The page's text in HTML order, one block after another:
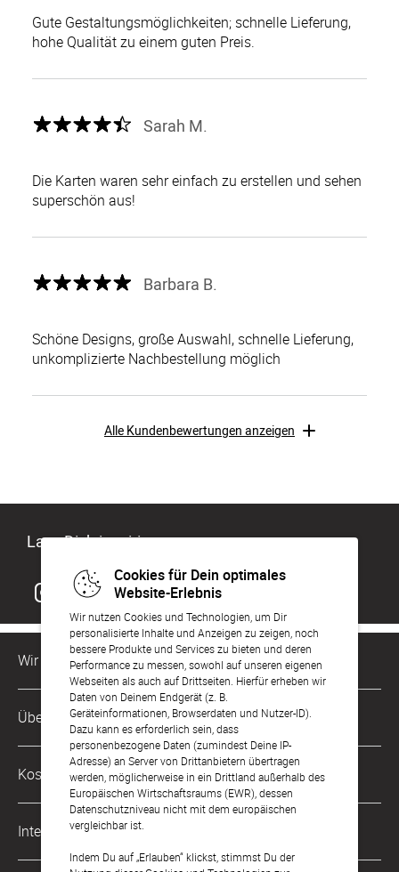
Cookies für Dein optimales
Website-Erlebnis
Wir nutzen Cookies und Technologien, um Dir
personalisierte Inhalte und Anzeigen zu zeigen, noch
bessere Produkte und Services zu bieten und deren
Performance zu messen, sowohl auf unseren eigenen
Webseiten als auch auf Drittseiten. Hierfür erheben wir
Daten von Deinem Endgerät (z. B.
Geräteinformationen, Browserdaten und Nutzer-ID).
Dazu kann es erforderlich sein, dass
personenbezogene Daten (zumindest Deine IP-
Adresse) an Server von Drittanbietern übertragen
werden, möglicherweise in ein Drittland außerhalb des
Europäischen Wirtschaftsraums (EWR), dessen
Datenschutzniveau nicht mit dem europäischen
vergleichbar ist.
Indem Du auf „Erlauben“ klickst, stimmst Du der
Gute Gestaltungsmöglichkeiten; schnelle Lieferung,
hohe Qualität zu einem guten Preis.
Sarah M.
Die Karten waren sehr einfach zu erstellen und sehen
superschön aus!
Barbara B.
Schöne Designs, große Auswahl, schnelle Lieferung,
unkomplizierte Nachbestellung möglich
Alle Kundenbewertungen anzeigen
Lass Dich inspirieren
Wir sind für Dich da
Kundenservice-Hotline
0221 956 725 10
Mo. - Fr. von 9 bis 17 Uhr
kontakt@sendmoments.de
Über Uns
Philosophie
Karriere
Impressum
AGB & Widerrufsrecht
Kostenlose Services
Musterkarten
Digitale Fotoalben
International